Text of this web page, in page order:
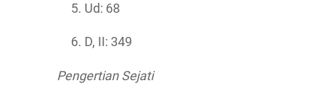
Ud: 68
D, II: 349
Pengertian Sejati